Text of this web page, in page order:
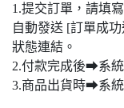
1.提交訂單，請填
自動發送 [訂單成
狀態連結。
2.付款完成後➡系統
3.商品出貨時➡系統